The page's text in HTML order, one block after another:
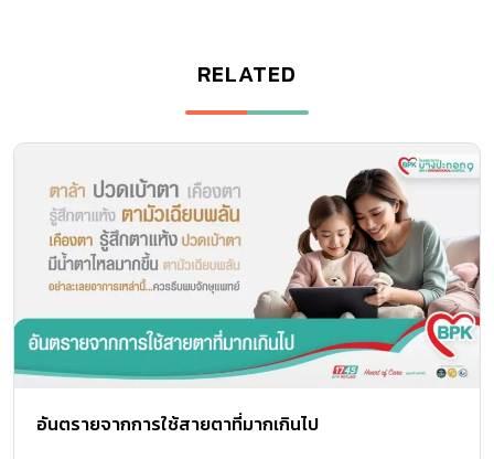
RELATED
อันตรายจากการใช้สายตาที่มากเกินไป